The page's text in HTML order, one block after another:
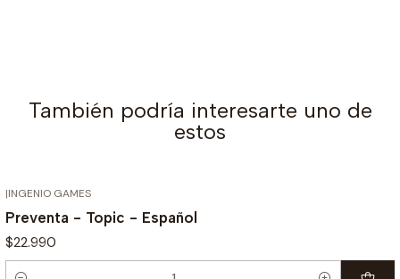
También podría interesarte uno de
estos
|INGENIO GAMES
Preventa - Topic - Español
$22.990